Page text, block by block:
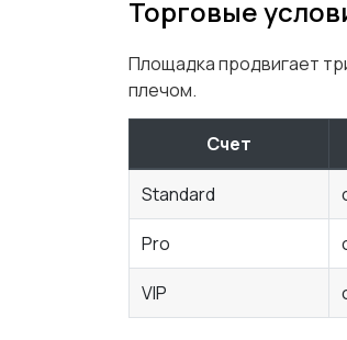
Торговые
Площадка продвигает
плечом.
Счет
Standard
Pro
VIP